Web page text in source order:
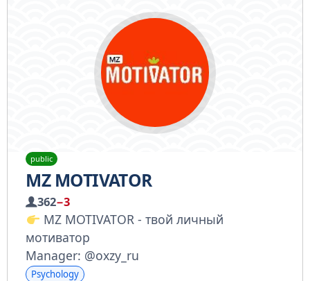
public
MZ MOTIVATOR
362−3
MZ MOTIVATOR - твой личный
мотиватор
Manager: @oxzy_ru
Psychology